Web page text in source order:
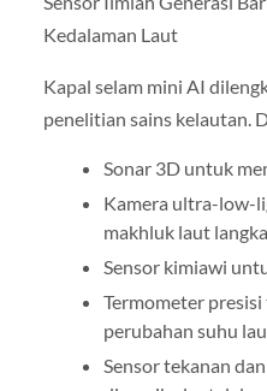
Kedalaman Laut
Kapal selam mini AI
penelitian sains kelautan.
Sonar 3D untuk
Kamera ultra-low-
makhluk laut langka
Sensor kimiawi
Termometer
perubahan suhu
Sensor tekanan